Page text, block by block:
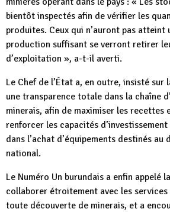
bientôt inspectés afin de vérifier les
produites. Ceux qui n’auront pas atteint
production suffisant se verront retirer
d’exploitation », a-t-il averti.
Le Chef de l’État a, en outre, insisté sur
une transparence totale dans la chaîne
minerais, afin de maximiser les recettes
renforcer les capacités
dans l’achat d’équipements destinés au
national.
Le Numéro Un burundais a enfin appelé
collaborer étroitement avec les services
toute découverte de minerais, et a